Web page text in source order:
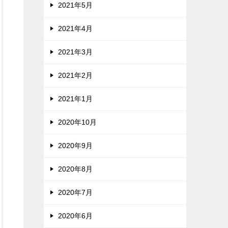
2021年5月
2021年4月
2021年3月
2021年2月
2021年1月
2020年10月
2020年9月
2020年8月
2020年7月
2020年6月